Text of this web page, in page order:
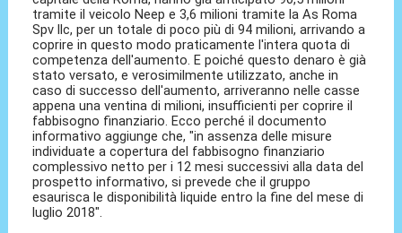
tramite il veicolo Neep e 3,6 milioni tramite la As Roma
Spv llc, per un totale di poco più di 94 milioni, arrivando a
coprire in questo modo praticamente l'intera quota di
competenza dell'aumento. E poiché questo denaro è già
stato versato, e verosimilmente utilizzato, anche in
caso di successo dell'aumento, arriveranno nelle casse
appena una ventina di milioni, insufficienti per coprire il
fabbisogno finanziario. Ecco perché il documento
informativo aggiunge che, "in assenza delle misure
individuate a copertura del fabbisogno finanziario
complessivo netto per i 12 mesi successivi alla data del
prospetto informativo, si prevede che il gruppo
esaurisca le disponibilità liquide entro la fine del mese di
luglio 2018″.